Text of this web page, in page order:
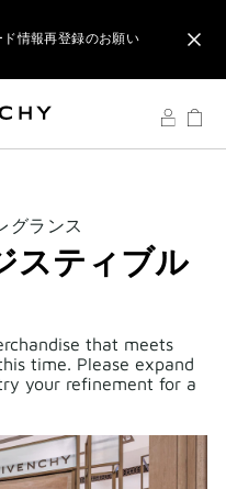
情報再登録のお願い
チをプレゼント
グランス
スティブル
that meets
time. Please expand
your refinement for a